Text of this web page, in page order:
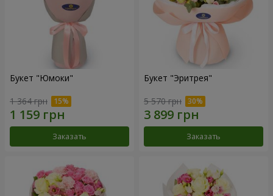
Букет "Юмоки"
1 364 грн
Заказать
Букет "Эритрея"
5 570 грн
Заказать